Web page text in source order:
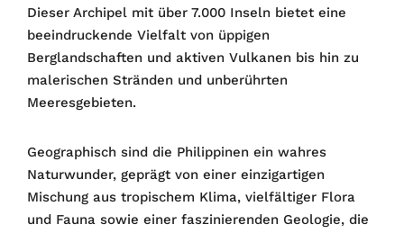
Dieser Archipel mit über 7.000 Inseln bietet eine
beeindruckende Vielfalt von üppigen
Berglandschaften und aktiven Vulkanen bis hin zu
malerischen Stränden und unberührten
Meeresgebieten.
Geographisch sind die Philippinen ein wahres
Naturwunder, geprägt von einer einzigartigen
Mischung aus tropischem Klima, vielfältiger Flora
und Fauna sowie einer faszinierenden Geologie, die